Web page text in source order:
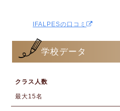
IFALPESの口コミ
学校データ
クラス人数
最大15名